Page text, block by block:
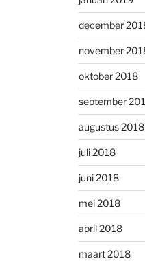
december
november
oktober 2018
september
augustus 2018
juli 2018
juni 2018
mei 2018
april 2018
maart 2018